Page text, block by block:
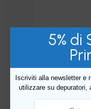
5% di
Iscriviti alla newsletter e
utilizzare su depuratori,